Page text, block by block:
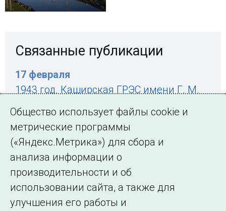
Связанные публикации
17 февраля
1943 год. Каширская ГРЭС имени Г. М.
Кржижановского восстановлена на
полную довоенную мощность
← Все публикации
Общество использует файлы cookie и
метрические программы
(«Яндекс.Метрика») для сбора и
анализа информации о
производительности и об
использовании сайта, а также для
улучшения его работы и